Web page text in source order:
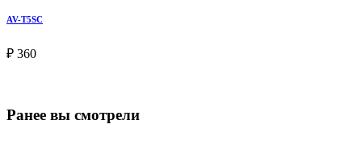
AV-T5SC
₽ 360
Ранее вы смотрели